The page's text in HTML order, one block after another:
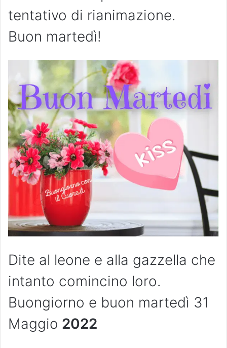
tentativo di rianimazione.
Buon martedì!
Dite al leone e alla gazzella che
intanto comincino loro.
Buongiorno e buon martedì 31
Maggio 2022